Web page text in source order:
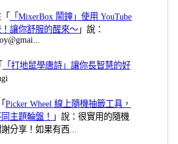
「MixerBox 鬧鐘」使用 YouTube
讓你舒服的醒來～ 」說：
「打地鼠學唐詩」讓你長智慧的好
Picker Wheel 線上隨機抽籤工具，
主題輪盤！
」說：很實用的隨機
分享！如果有西...